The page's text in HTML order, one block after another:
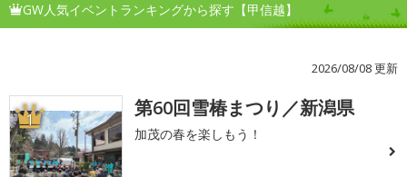
GW人気イベントランキングから探す【甲信越】
2026/08/08 更新
1 第60回雪椿まつり／新潟県
加茂の春を楽しもう！